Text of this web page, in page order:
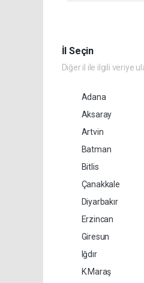
İl Seçin
Diğer il ile ilgili veriye
Adana
Aksaray
Artvin
Batman
Bitlis
Çanakkale
Diyarbakır
Erzincan
Giresun
Iğdır
K.Maraş